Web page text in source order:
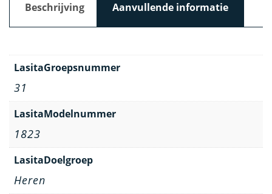
Beschrijving Aanvullende informatie
LasitaGroepsnummer
31
LasitaModelnummer
1823
LasitaDoelgroep
Heren